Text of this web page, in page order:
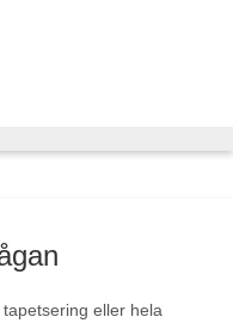
eller hela